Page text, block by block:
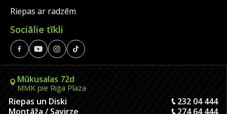
Riepas ar radzēm
Sociālie tīkli
Mūkusalas 72d
MMK pie Riga Plaza
Riepas un Diski
232 04 444
Montāža / Savirze
274 64 444